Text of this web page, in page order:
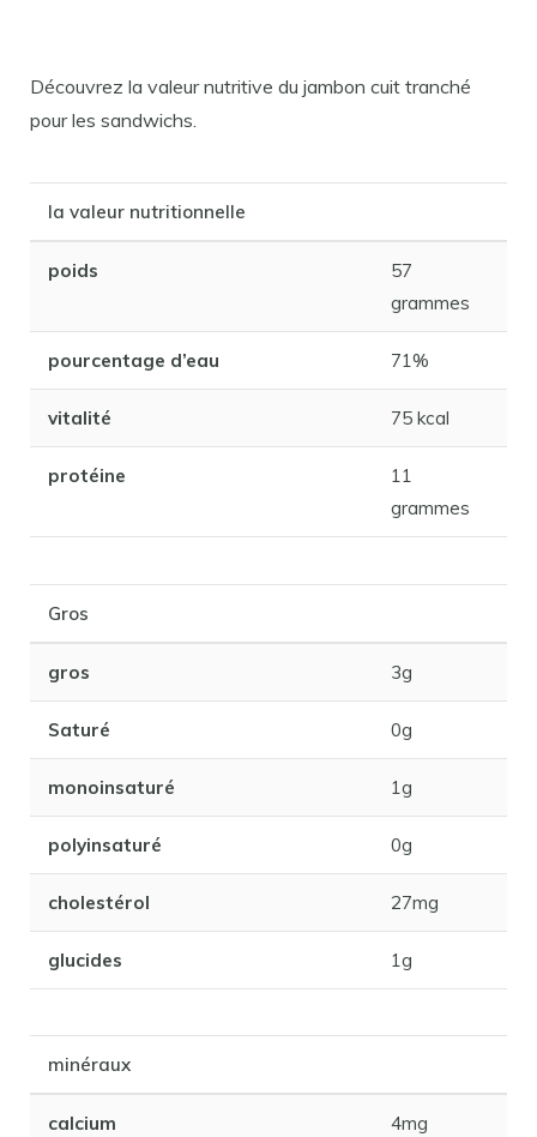
Découvrez la valeur nutritive du jambon cuit tranché
pour les sandwichs.
la valeur nutritionnelle
poids
57
grammes
pourcentage d’eau 71%
vitalité 75 kcal
protéine
11
grammes
Gros
gros 3g
Saturé 0g
monoinsaturé 1g
polyinsaturé 0g
cholestérol 27mg
glucides 1g
minéraux
calcium 4mg